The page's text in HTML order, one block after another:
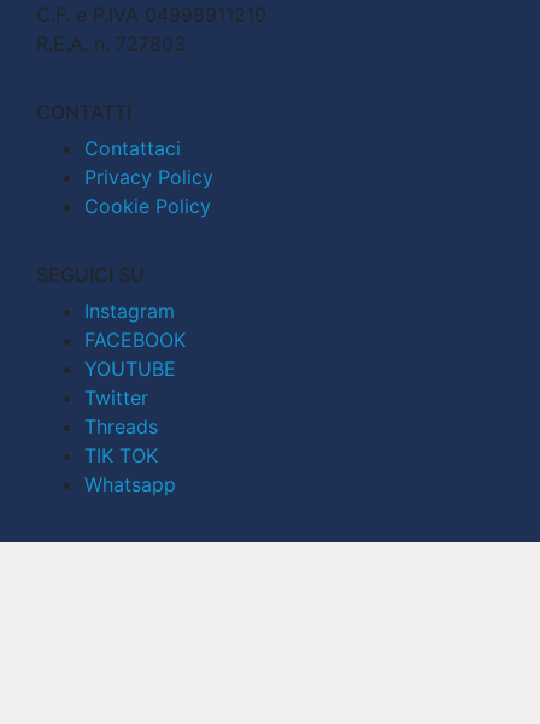
C.F. e P.IVA 04998911210
R.E.A. n. 727803
CONTATTI
Contattaci
Privacy Policy
Cookie Policy
SEGUICI SU
Instagram
FACEBOOK
YOUTUBE
Twitter
Threads
TIK TOK
Whatsapp